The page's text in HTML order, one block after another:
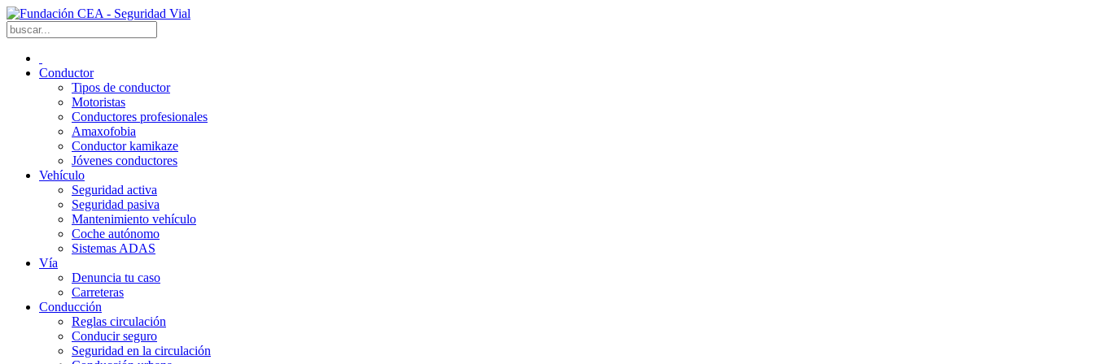
Conductor
Tipos de conductor
Motoristas
Conductores profesionales
Amaxofobia
Conductor kamikaze
Jóvenes conductores
Vehículo
Seguridad activa
Seguridad pasiva
Mantenimiento vehículo
Coche autónomo
Sistemas ADAS
Vía
Denuncia tu caso
Carreteras
Conducción
Reglas circulación
Conducir seguro
Seguridad en la circulación